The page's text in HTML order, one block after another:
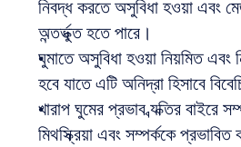
নিবদ্ধ করতে অসুবিধা হওয়া এবং
অন্তর্ভুক্ত হতে পারে।
ঘুমাতে অসুবিধা হওয়া নিয়মিত এবং
হবে যাতে এটি অনিদ্রা হিসাবে
খারাপ ঘুমের প্রভাব ব্যক্তির বাইরে
মিথস্ক্রিয়া এবং সম্পর্ককে প্রভাবিত